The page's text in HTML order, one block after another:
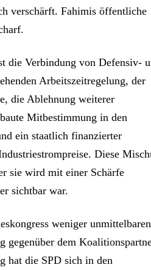
verschärft. Fahimis öffentliche
die Verbindung von Defensiv-
Arbeitszeitregelung, der
die Ablehnung weiterer
Mitbestimmung in den
ein staatlich finanzierter
Diese
sie wird mit einer Schärfe
sichtbar war.
weniger unmittelbaren
gegenüber dem
hat die SPD sich in den